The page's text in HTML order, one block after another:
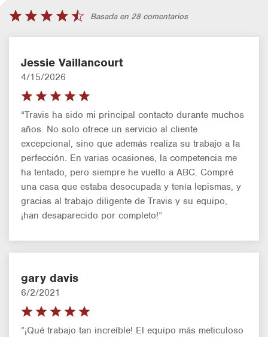
Basada en 28 comentarios
Jessie Vaillancourt
4/15/2026
“Travis ha sido mi principal contacto durante muchos
años. No solo ofrece un servicio al cliente
excepcional, sino que además realiza su trabajo a la
perfección. En varias ocasiones, la competencia me
ha tentado, pero siempre he vuelto a ABC. Compré
una casa que estaba desocupada y tenía lepismas, y
gracias al trabajo diligente de Travis y su equipo,
¡han desaparecido por completo!”
gary davis
6/2/2021
“¡Qué trabajo tan increíble! El equipo más meticuloso